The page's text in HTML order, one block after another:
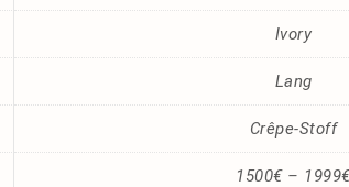
Ivory
Lang
Crêpe-Stoff
1500€ –